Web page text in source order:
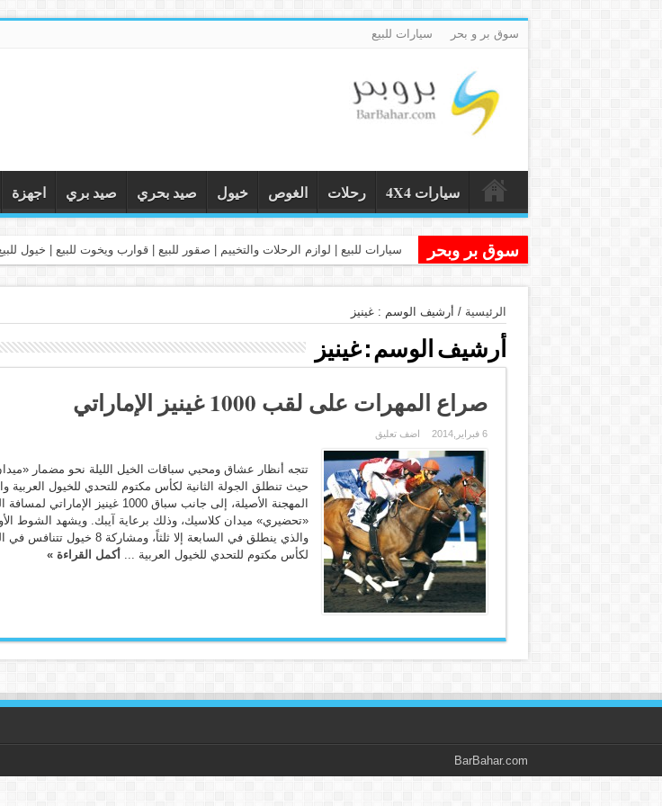
سوق بر و بحر سيارات للبيع
سيارات 4X4 رحلات الغوص خيول صيد بحري صيد بري اجهزة
سوق بر وبحر سيارات للبيع | لوازم الرحلات والتخييم | صقور للبيع | قوارب ويخوت للبيع | خيول
الرئيسية / أرشيف الوسم : غينيز
أرشيف الوسم :غينيز
صراع المهرات على لقب 1000 غينيز الإماراتي
6 فبراير,2014 اضف تعليق
تتجه أنظار عشاق ومحبي سباقات الخيل الليلة نحو مضمار
حيث تنطلق الجولة الثانية لكأس مكتوم للتحدي للخيول العربية
المهجنة الأصيلة، إلى جانب سباق 1000 غينيز
«تحضيري» ميدان كلاسيك، وذلك برعاية آيبك. ويشهد الشوط
والذي ينطلق في السابعة إلا ثلثاً، ومشاركة 8
لكأس مكتوم للتحدي للخيول العربية ... أكمل القراءة »
BarBahar.com